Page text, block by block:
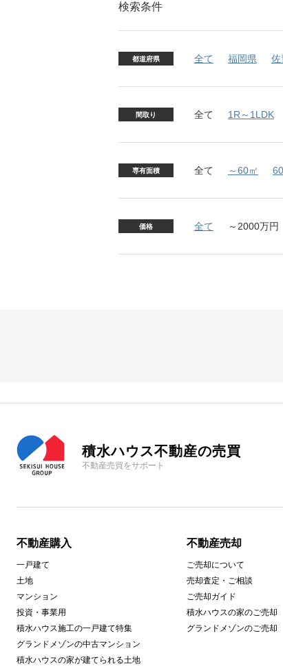
検索条件
都道府県 全て 福岡県 佐
間取り 全て 1R～1LDK
専有面積 全て ～60㎡
価格 全て ～2000万円
積水ハウス不動産の売買
不動産売買をサポート
不動産購入
一戸建て
土地
マンション
投資・事業用
積水ハウス施工の一戸建て特集
グランドメゾンの中古マンション
積水ハウスの家が建てられる土地
不動産売却
ご売却について
売却査定・ご相談
ご売却ガイド
積水ハウスの家のご売却
グランドメゾンのご売却